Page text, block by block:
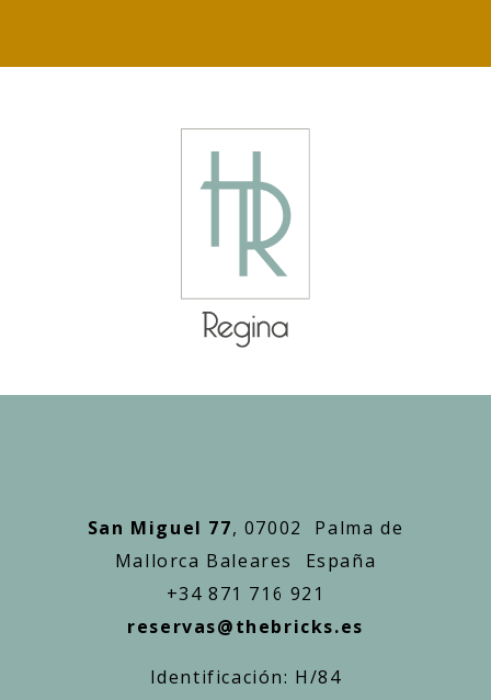
San Miguel 77, 07002 Palma de
Mallorca Baleares España
+34 871 716 921
reservas@thebricks.es
Identificación: H/84